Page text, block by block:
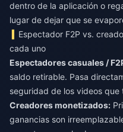
dentro de la aplicación o
lugar de dejar que se
Espectador F2P vs.
cada uno
Espectadores casuales /
saldo retirable. Pasa
seguridad de los videos que
Creadores monetizados:
ganancias son